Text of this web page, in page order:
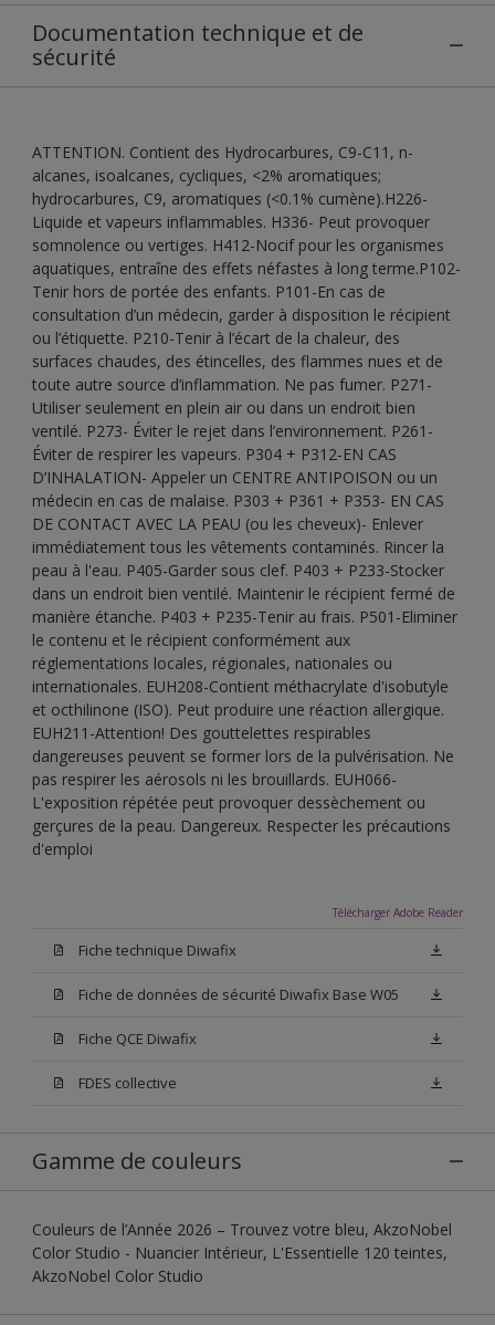
Documentation technique et de
sécurité
ATTENTION. Contient des Hydrocarbures, C9-C11, n-
alcanes, isoalcanes, cycliques, <2% aromatiques;
hydrocarbures, C9, aromatiques (<0.1% cumène).H226-
Liquide et vapeurs inflammables. H336- Peut provoquer
somnolence ou vertiges. H412-Nocif pour les organismes
aquatiques, entraîne des effets néfastes à long terme.P102-
Tenir hors de portée des enfants. P101-En cas de
consultation d’un médecin, garder à disposition le récipient
ou l’étiquette. P210-Tenir à l’écart de la chaleur, des
surfaces chaudes, des étincelles, des flammes nues et de
toute autre source d’inflammation. Ne pas fumer. P271-
Utiliser seulement en plein air ou dans un endroit bien
ventilé. P273- Éviter le rejet dans l’environnement. P261-
Éviter de respirer les vapeurs. P304 + P312-EN CAS
D’INHALATION- Appeler un CENTRE ANTIPOISON ou un
médecin en cas de malaise. P303 + P361 + P353- EN CAS
DE CONTACT AVEC LA PEAU (ou les cheveux)- Enlever
immédiatement tous les vêtements contaminés. Rincer la
peau à l'eau. P405-Garder sous clef. P403 + P233-Stocker
dans un endroit bien ventilé. Maintenir le récipient fermé de
manière étanche. P403 + P235-Tenir au frais. P501-Eliminer
le contenu et le récipient conformément aux
réglementations locales, régionales, nationales ou
internationales. EUH208-Contient méthacrylate d'isobutyle
et octhilinone (ISO). Peut produire une réaction allergique.
EUH211-Attention! Des gouttelettes respirables
dangereuses peuvent se former lors de la pulvérisation. Ne
pas respirer les aérosols ni les brouillards. EUH066-
L'exposition répétée peut provoquer dessèchement ou
gerçures de la peau. Dangereux. Respecter les précautions
d'emploi
Télécharger Adobe Reader
Fiche technique Diwafix
Fiche de données de sécurité Diwafix Base W05
Fiche QCE Diwafix
FDES collective
Gamme de couleurs
Couleurs de l’Année 2026 – Trouvez votre bleu, AkzoNobel
Color Studio - Nuancier Intérieur, L'Essentielle 120 teintes,
AkzoNobel Color Studio